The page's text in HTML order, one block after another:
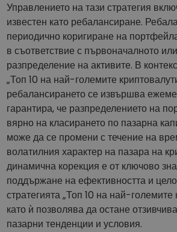
Управлението на тази стратегия
известен като ребалансиране.
периодично коригиране на
в съответствие с първоначалното
разпределение на активите. В
„Топ 10 на най-големите
ребалансирането се извършва
гарантира, че разпределението на
вярно на класирането по пазарна
може да се промени с течение на
волатилния характер на пазара на
динамична корекция е от ключово
поддържане на ефективността и
стратегията „Топ 10 на най-големите
като ѝ позволява да остане
пазарни тенденции и условия.